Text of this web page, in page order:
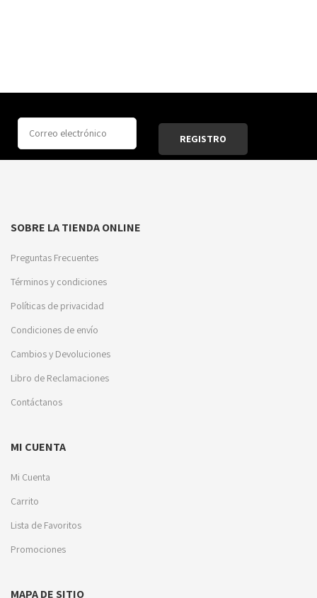
SOBRE LA TIENDA ONLINE
Preguntas Frecuentes
Términos y condiciones
Políticas de privacidad
Condiciones de envío
Cambios y Devoluciones
Libro de Reclamaciones
Contáctanos
MI CUENTA
Mi Cuenta
Carrito
Lista de Favoritos
Promociones
MAPA DE SITIO